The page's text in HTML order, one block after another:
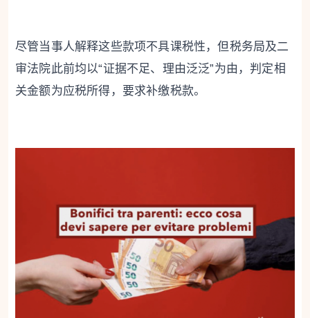
尽管当事人解释这些款项不具课税性，但税务局及二
审法院此前均以“证据不足、理由泛泛”为由，判定相
关金额为应税所得，要求补缴税款。